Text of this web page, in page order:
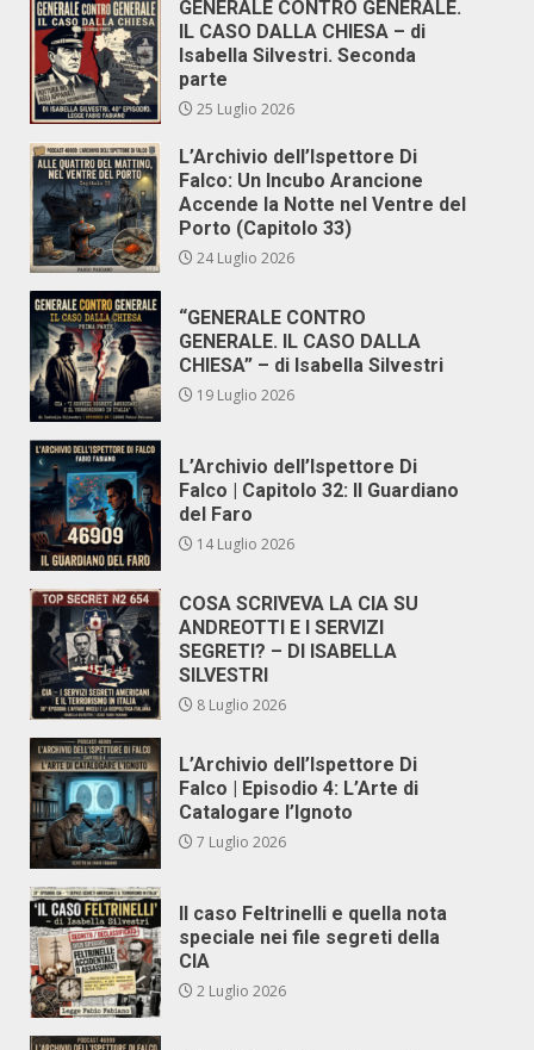
GENERALE CONTRO GENERALE.
IL CASO DALLA CHIESA – di
Isabella Silvestri. Seconda
parte
25 Luglio 2026
L’Archivio dell’Ispettore Di
Falco: Un Incubo Arancione
Accende la Notte nel Ventre del
Porto (Capitolo 33)
24 Luglio 2026
“GENERALE CONTRO
GENERALE. IL CASO DALLA
CHIESA” – di Isabella Silvestri
19 Luglio 2026
L’Archivio dell’Ispettore Di
Falco | Capitolo 32: Il Guardiano
del Faro
14 Luglio 2026
COSA SCRIVEVA LA CIA SU
ANDREOTTI E I SERVIZI
SEGRETI? – DI ISABELLA
SILVESTRI
8 Luglio 2026
L’Archivio dell’Ispettore Di
Falco | Episodio 4: L’Arte di
Catalogare l’Ignoto
7 Luglio 2026
Il caso Feltrinelli e quella nota
speciale nei file segreti della
CIA
2 Luglio 2026